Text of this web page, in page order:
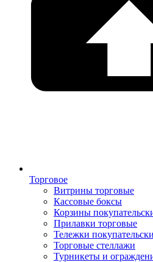
Торговое
Витрины торговые
Кассовые боксы
Корзины
Прилавки торговые
Тележки
Торговые стеллажи
Турникеты и